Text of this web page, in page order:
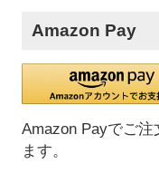
Amazon Pay
Amazon Payでご注
ます。